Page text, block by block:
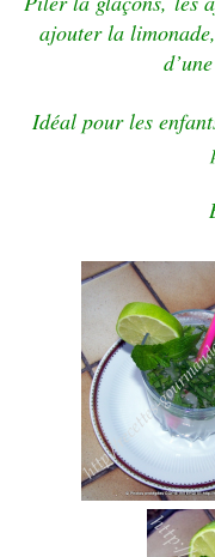
ajouter la
Idéal pour les